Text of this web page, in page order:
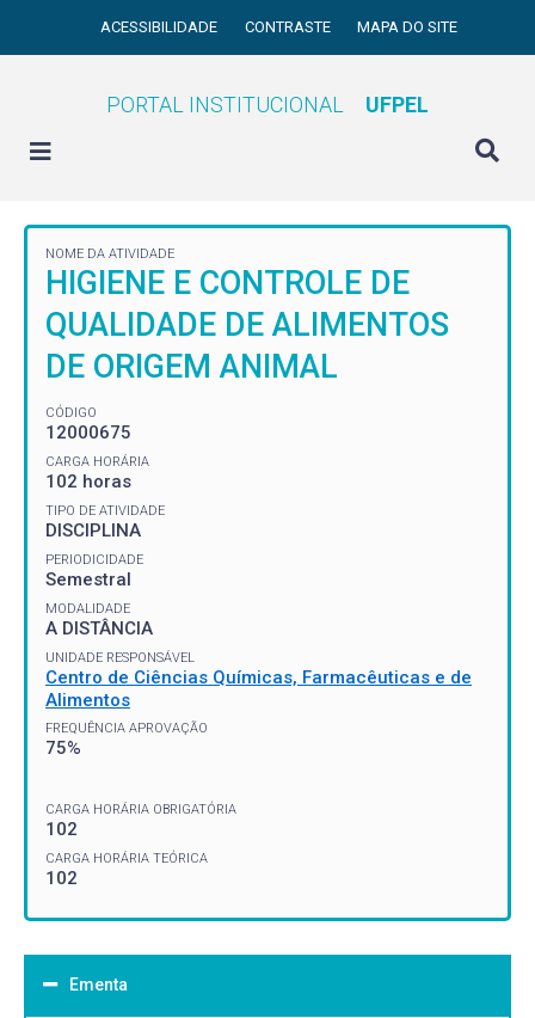
ACESSIBILIDADE CONTRASTE MAPA DO SITE
PORTAL INSTITUCIONAL UFPEL
NOME DA ATIVIDADE
HIGIENE E CONTROLE DE
QUALIDADE DE ALIMENTOS
DE ORIGEM ANIMAL
CÓDIGO
12000675
CARGA HORÁRIA
102 horas
TIPO DE ATIVIDADE
DISCIPLINA
PERIODICIDADE
Semestral
MODALIDADE
A DISTÂNCIA
UNIDADE RESPONSÁVEL
Centro de Ciências Químicas, Farmacêuticas e de
Alimentos
FREQUÊNCIA APROVAÇÃO
75%
CARGA HORÁRIA OBRIGATÓRIA
102
CARGA HORÁRIA TEÓRICA
102
Ementa